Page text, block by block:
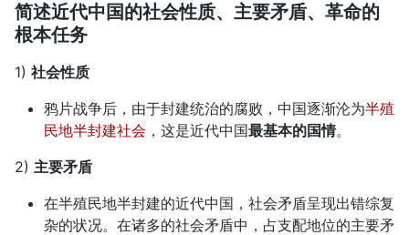
简述近代中国的社会性质、主要矛盾、革命的
根本任务
1) 社会性质
鸦片战争后，由于封建统治的腐败，中国逐渐沦为半殖
民地半封建社会 ，这是近代中国最基本的国情。
2) 主要矛盾
在半殖民地半封建的近代中国，社会矛盾呈现出错综复
杂的状况。在诸多的社会矛盾中，占支配地位的主要矛